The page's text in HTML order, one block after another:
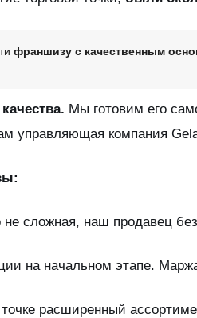
франшизу с качественным
Мы готовим его
управляющая компания
не сложная, наш продавец
на начальном этапе.
расширенный